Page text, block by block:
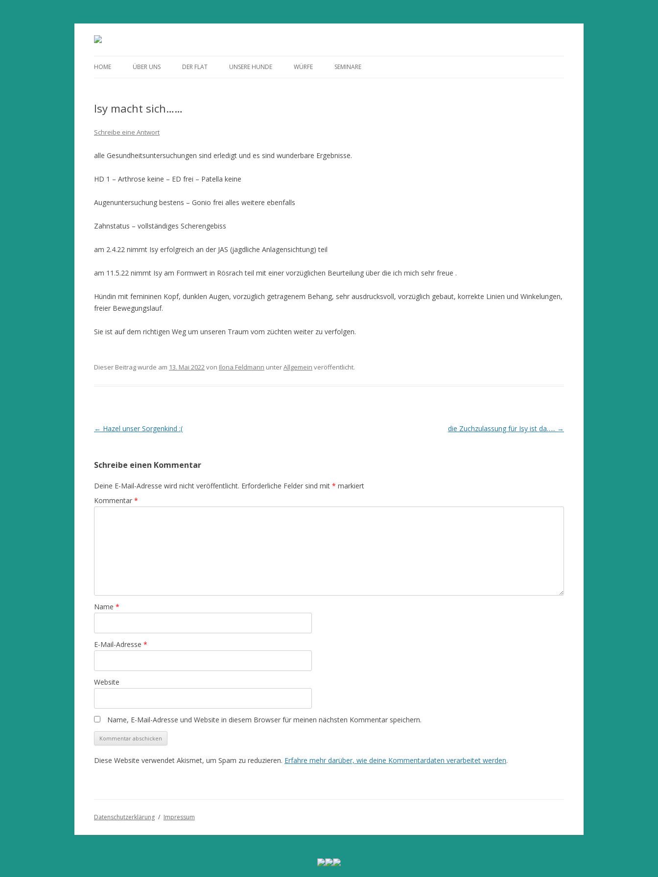
Flat Nose in the Wind
Inhalt
HOME ÜBER UNS DER FLAT UNSERE HUNDE WÜRFE SEMINARE
Isy macht sich……
Schreibe eine Antwort
alle Gesundheitsuntersuchungen sind erledigt und es sind wunderbare Ergebnisse.
HD 1 – Arthrose keine – ED frei – Patella keine
Augenuntersuchung bestens – Gonio frei alles weitere ebenfalls
Zahnstatus – vollständiges Scherengebiss
am 2.4.22 nimmt Isy erfolgreich an der JAS (jagdliche Anlagensichtung) teil
am 11.5.22 nimmt Isy am Formwert in Rösrach teil mit einer vorzüglichen Beurteilung über die ich mich sehr freue .
Hündin mit femininen Kopf, dunklen Augen, vorzüglich getragenem Behang, sehr ausdrucksvoll, vorzüglich gebaut, korrekte Linien und Winkelungen,
freier Bewegungslauf.
Sie ist auf dem richtigen Weg um unseren Traum vom züchten weiter zu verfolgen.
Dieser Beitrag wurde am 13. Mai 2022von Ilona Feldmann unterAllgemein veröffentlicht.
Beitrags-
← Hazel unser Sorgenkind :( die Zuchzulassung für Isy ist da….. →
Schreibe einen Kommentar
Deine E-Mail-Adresse wird nicht veröffentlicht. Erforderliche Felder sind mit * markiert
Kommentar *
Name *
E-Mail-Adresse *
Website
Name, E-Mail-Adresse und Website in diesem Browser für meinen nächsten Kommentar speichern.
Diese Website verwendet Akismet, um Spam zu reduzieren. Erfahre mehr darüber, wie deine Kommentardaten verarbeitet werden.
Datenschutzerklärung Impressum